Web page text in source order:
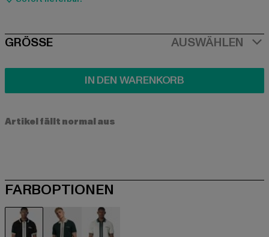
SIZE
GRÖSSE AUSWÄHLEN
IN DEN WARENKORB
Artikel fällt normal aus
FARBOPTIONEN